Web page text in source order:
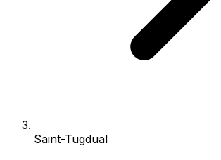
Saint-Tugdual